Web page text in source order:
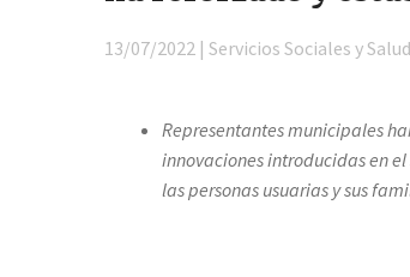
13/07/2022 | Servicios Sociales y Salud
Representantes municipales
innovaciones introducidas en
las personas usuarias y sus